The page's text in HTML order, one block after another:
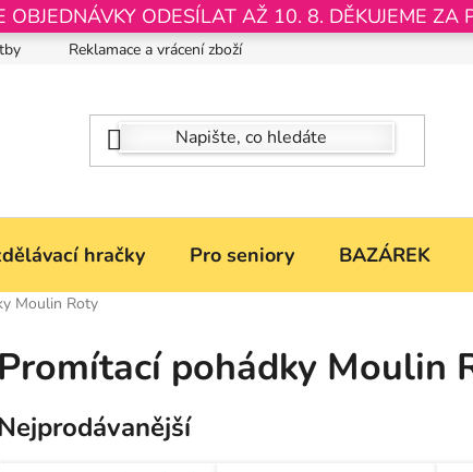
ODESÍLAT AŽ 10. 8. DĚKUJEME ZA
Reklamace a vrácení zboží
hračky Pro seniory BAZÁREK
Moulin Roty
Promítací pohádky Moulin